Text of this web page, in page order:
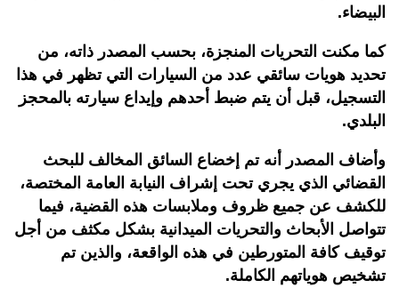
البيضاء.
كما مكنت التحريات المنجزة، بحسب المصدر ذاته، من
تحديد هويات سائقي عدد من السيارات التي تظهر في هذا
التسجيل، قبل أن يتم ضبط أحدهم وإيداع سيارته بالمحجز
البلدي.
وأضاف المصدر أنه تم إخضاع السائق المخالف للبحث
القضائي الذي يجري تحت إشراف النيابة العامة المختصة،
للكشف عن جميع ظروف وملابسات هذه القضية، فيما
تتواصل الأبحاث والتحريات الميدانية بشكل مكثف من أجل
توقيف كافة المتورطين في هذه الواقعة، والذين تم
تشخيص هوياتهم الكاملة.